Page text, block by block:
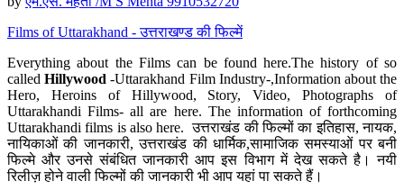
Films of Uttarakhand - उत्तराखण्ड की फिल्में
Everything about the Films can be found here.The history of so
calledHillywood-Uttarakhand Film Industry-,Information about the
Hero, Heroins of Hillywood, Story, Video, Photographs of
Uttarakhandi Films- all are here. The information of forthcoming
Uttarakhandi films is also here. उत्तराखंड की फिल्मों का इतिहास, नायक,
नायिकाओं की जानकारी, उत्तराखंड की धार्मिक,सामाजिक समस्याओं पर बनी
फिल्मे और उनसे संबंधित जानकारी आप इस विभाग में देख सकते है। नयी
रिलीज़ होने वाली फिल्मों की जानकारी भी आप यहां पा सकते हैं।